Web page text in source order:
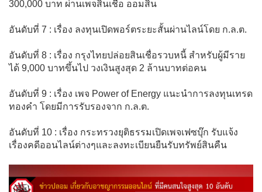
300,000 บาท ผ่านเพจสินเชื่อ ออมสิน
อันดับที่ 7 : เรื่อง ลงทุนเปิดพอร์ตระยะสั้นผ่านไลน์โดย ก.ล.ต.
อันดับที่ 8 : เรื่อง กรุงไทยปล่อยสินเชื่อรวบหนี้ สำหรับผู้มีราย
ได้ 9,000 บาทขึ้นไป วงเงินสูงสุด 2 ล้านบาทต่อคน
อันดับที่ 9 : เรื่อง เพจ Power of Energy แนะนำการลงทุนเทรด
ทองคำ โดยมีการรับรองจาก ก.ล.ต.
อันดับที่ 10 : เรื่อง กระทรวงยุติธรรมเปิดเพจเฟซบุ๊ก รับแจ้ง
เรื่องคดีออนไลน์ต่างๆและลงทะเบียนยืนรับทรัพย์สินคืน